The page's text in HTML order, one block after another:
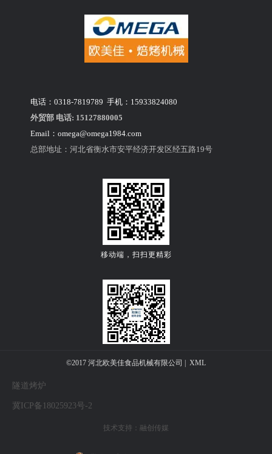
电话：0318-7819789 手机：15933824080
外贸部 电话: 15127880005
Email： omega@omega1984.com
总部地址：河北省衡水市安平经济开发区经五路19号
移动端，扫扫更精彩
©2017 河北欧美佳食品机械有限公司 | XML
隧道烤炉
冀ICP备18025923号-2
技术支持： 融创传媒